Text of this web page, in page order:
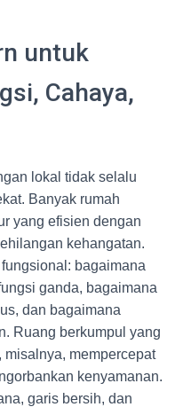
untuk
Cahaya,
lokal tidak selalu
Banyak rumah
yang efisien dengan
kehangatan.
bagaimana
ganda, bagaimana
dan bagaimana
Ruang berkumpul yang
misalnya, mempercepat
kenyamanan.
garis bersih, dan